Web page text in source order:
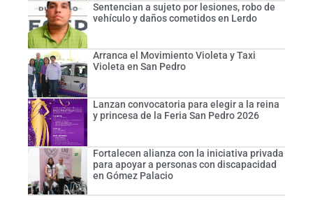
Sentencian a sujeto por lesiones, robo de
vehículo y daños cometidos en Lerdo
Arranca el Movimiento Violeta y Taxi
Violeta en San Pedro
Lanzan convocatoria para elegir a la reina
y princesa de la Feria San Pedro 2026
Fortalecen alianza con la iniciativa privada
para apoyar a personas con discapacidad
en Gómez Palacio